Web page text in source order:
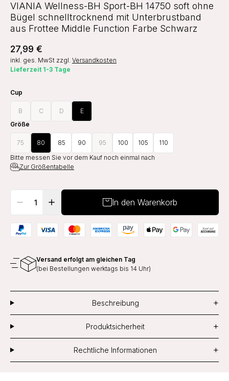
VIANIA Wellness-BH Sport-BH 14750 soft ohne
Bügel schnelltrocknend mit Unterbrustband
aus Frottee Middle Function Farbe Schwarz
27,99 €
inkl. ges. MwSt zzgl. Versandkosten
Lieferzeit 1-3 Tage
Cup
B C D
E
Größe
75 80 85 90 95 100 105
110
Bitte messen Sie vor dem Kauf noch einmal nach
Zur Größentabelle
In den Warenkorb
Versand erfolgt am gleichen Tag
(bei Bestellungen werktags bis 14 Uhr)
Beschreibung +
Produktsicherheit +
Rechtliche Informationen +